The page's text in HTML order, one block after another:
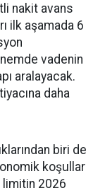
nakit avans
ilk aşamada 6
vadenin
aralayacak.
daha
biri de
koşullar
limitin 2026